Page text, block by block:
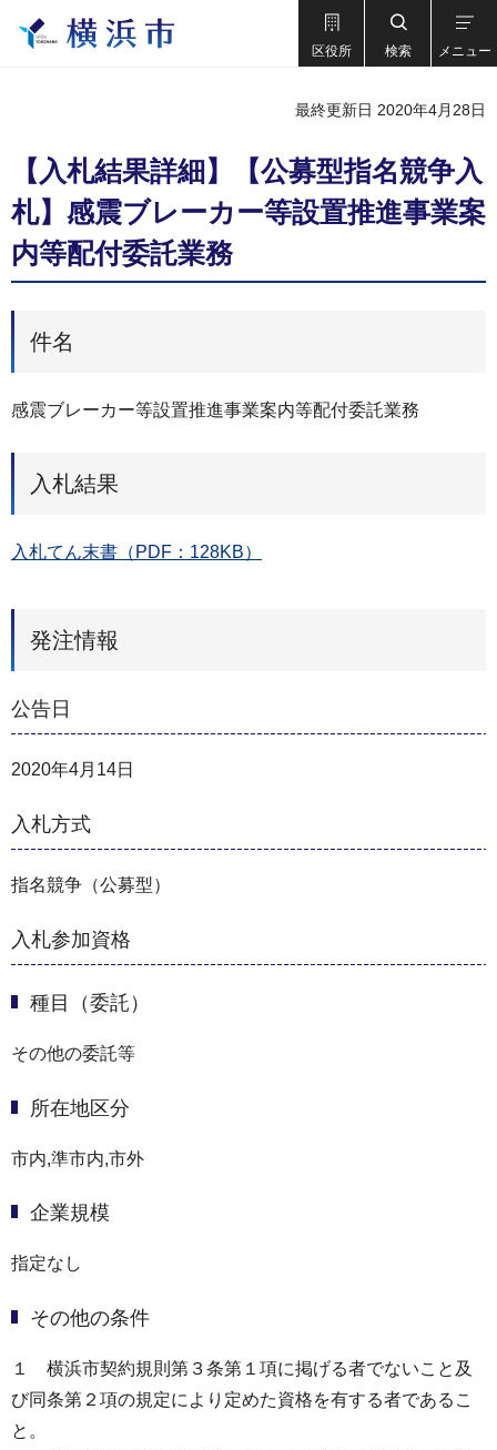
区役所 検索 メニュー
最終更新日 2020年4月28日
【入札結果詳細】【公募型指名競争入
札】感震ブレーカー等設置推進事業案
内等配付委託業務
件名
感震ブレーカー等設置推進事業案内等配付委託業務
入札結果
入札てん末書（PDF：128KB）
発注情報
公告日
2020年4月14日
入札方式
指名競争（公募型）
入札参加資格
種目（委託）
その他の委託等
所在地区分
市内,準市内,市外
企業規模
指定なし
その他の条件
１ 横浜市契約規則第３条第１項に掲げる者でないこと及
び同条第２項の規定により定めた資格を有する者であるこ
と。